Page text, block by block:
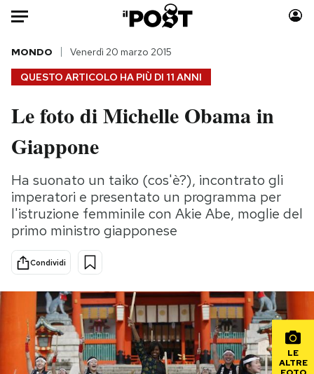
Auto
HOME
Italia
Politica
Tecnologia
Internet
Scienza
Cultura
Economia
Moda
Storie/Idee
Ok Boomer!
Media
PODCAST
QUESTO ARTICOLO HA PIÙ DI 11 ANNI
MONDO Venerdì 20 marzo 2015
Le foto di Michelle Obama in
Giappone
Ha suonato un taiko (cos'è?), incontrato gli
imperatori e presentato un programma per
l'istruzione femminile con Akie Abe, moglie del
primo ministro giapponese
Condividi
LE
ALTRE